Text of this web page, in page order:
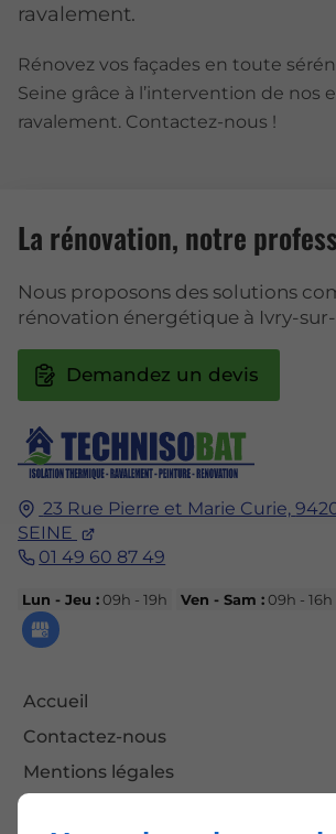
ravalement.
Rénovez vos façades en toute
Seine grâce à l’intervention de nos
ravalement. Contactez-nous !
23 Rue Pierre et Marie Curie,
SEINE
01 49 60 87 49
Lun - Jeu :09h - 19h Ven - Sam :09h - 16h
Accueil
Contactez-nous
Mentions légales
La rénovation, notre
Nous proposons des solutions
rénovation énergétique à Ivry-sur-
Demandez un devis